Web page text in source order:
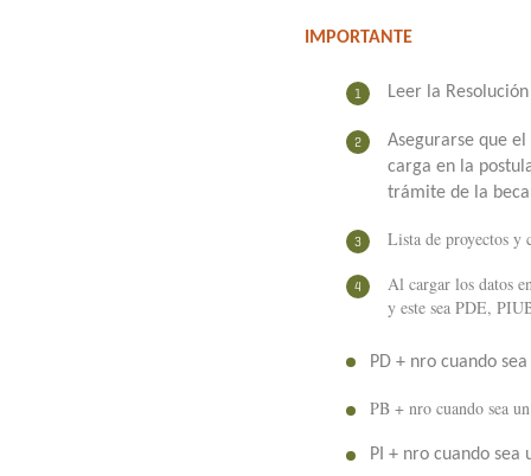
IMPORTANTE
Leer la
Asegurarse que
carga en la
trámite de la
Lista de proyectos y
Al cargar los datos
y este sea PDE,
PD + nro cuando sea
PB + nro cuando sea
PI + nro cuando sea